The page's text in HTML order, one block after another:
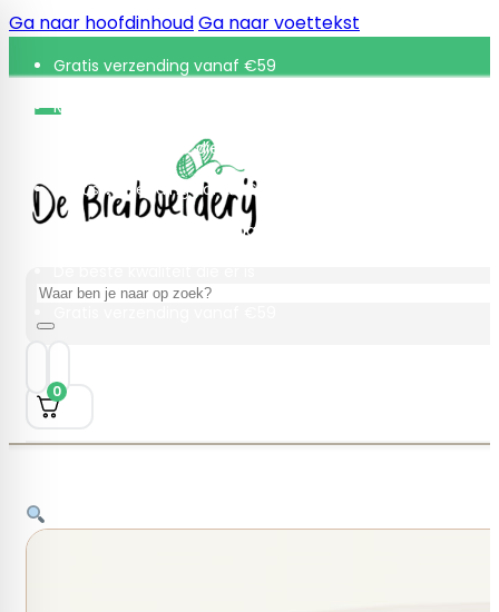
Ga naar hoofdinhoudGa naar voettekst
Gratis verzending vanaf €59
Retourneren binnen 30 dagen
De beste kwaliteit die er is
Gratis verzending vanaf €59
Retourneren binnen 30 dagen
Zoeken
0